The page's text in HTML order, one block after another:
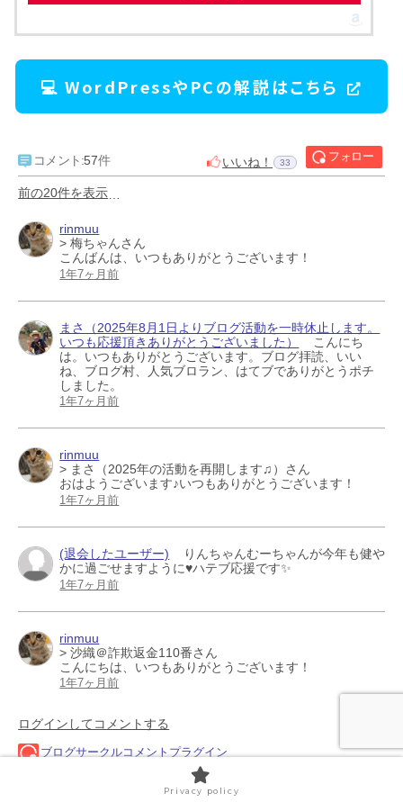
💻 WordPressやPCの解説はこちら
Privacy policy